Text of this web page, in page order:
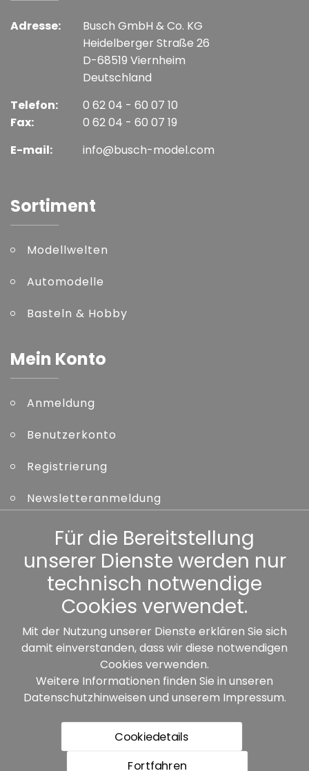
Adresse:
Busch GmbH & Co. KG
Heidelberger Straße 26
D-68519 Viernheim
Deutschland
Telefon:
Fax:
0 62 04 - 60 07 10
0 62 04 - 60 07 19
E-mail:
info@busch-model.com
Sortiment
Modellwelten
Automodelle
Basteln & Hobby
Mein Konto
Anmeldung
Benutzerkonto
Registrierung
Newsletteranmeldung
Kennwort vergessen
Sonstiges
Unsere Partner:
Für die Bereitstellung
unserer Dienste werden nur
technisch notwendige
Cookies verwendet.
Mit der Nutzung unserer Dienste erklären Sie sich
damit einverstanden, dass wir diese notwendigen
Cookies verwenden.
Weitere Informationen finden Sie in unseren
Datenschutzhinweisen und unserem Impressum.
Cookiedetails
Fortfahren